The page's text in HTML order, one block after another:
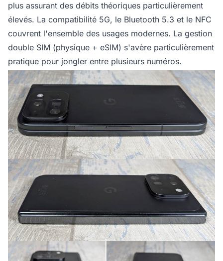
plus assurant des débits théoriques particulièrement
élevés. La compatibilité 5G, le Bluetooth 5.3 et le NFC
couvrent l'ensemble des usages modernes. La gestion
double SIM (physique + eSIM) s'avère particulièrement
pratique pour jongler entre plusieurs numéros.